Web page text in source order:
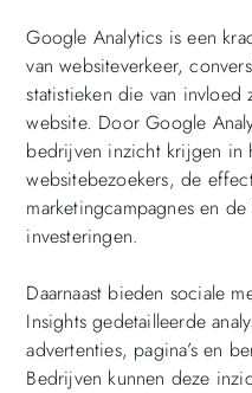
Google Analytics is een
van websiteverkeer,
statistieken die van
website. Door Google
bedrijven inzicht krijgen in
websitebezoekers, de
marketingcampagnes en
investeringen.
Daarnaast bieden sociale
Insights gedetailleerde
advertenties, pagina’s en
Bedrijven kunnen deze